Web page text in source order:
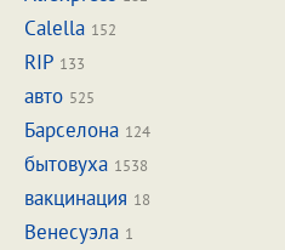
Calella 152
RIP 133
авто 525
Барселона 124
бытовуха 1538
вакцинация 18
Венесуэла 1